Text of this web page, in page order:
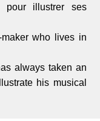
pour illustrer ses
who lives in
always taken an
his musical